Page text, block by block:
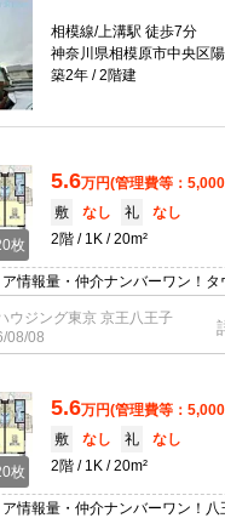
相模線/上溝駅 徒歩7分
神奈川県相模原市中央区
築2年
2階建
枚
5.6万円(管理費等：
敷
なし 礼
なし
2階
1K 20m²
情報量・仲介ナンバーワン！
ウジング東京 京王八王子
08/08
枚
5.6万円(管理費等：
敷
なし 礼
なし
2階
1K 20m²
情報量・仲介ナンバーワン！